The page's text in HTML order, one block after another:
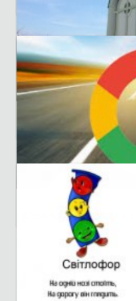
24 нояб. 2016 г.
Концерт
народного хору